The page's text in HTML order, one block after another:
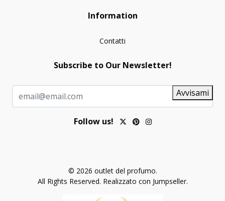
Information
Contatti
Subscribe to Our Newsletter!
Avvisami
Follow us!
© 2026 outlet del profumo.
All Rights Reserved. Realizzato con Jumpseller.